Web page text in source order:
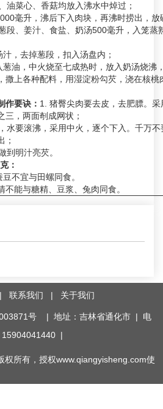
油菜心、香菇均放入沸水中焯过；
毫升，沸后下入肉块，再沸时捞出，放
段、姜汁、食盐、奶汤500毫升，入笼蒸
，去掉葱段，扣入汤盘内；
葱油，中火烧至七成热时，放入奶汤烧沸
撒上各种配料，用湿淀粉勾芡，浇在核桃
作要诀： 1. 猪臀尖肉要去皮，去肥膘。
三，两面剞成网状；
水要滚沸，采用中火，逐个下入。千万
；
到明汁亮芡。
：
不宜与田螺同食。
不能与糖精、豆浆、兔肉同食。
| 联系我们 | 关于我们
号 | 地址：吉林省通化市 | 电
15904041440 |
权所有，授权www.qiangyisheng.com使